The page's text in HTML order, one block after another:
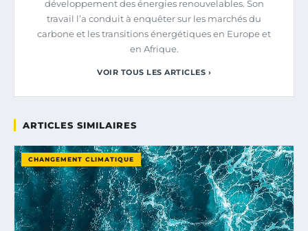
développement des énergies renouvelables. Son
travail l’a conduit à enquêter sur les marchés du
carbone et les transitions énergétiques en Europe et
en Afrique.
VOIR TOUS LES ARTICLES ›
ARTICLES SIMILAIRES
CHANGEMENT CLIMATIQUE